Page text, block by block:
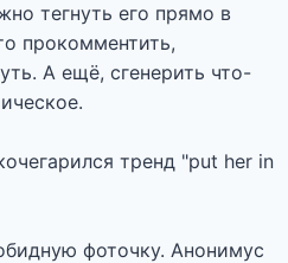
тегнуть его прямо в
прокомментить,
А ещё, сгенерить что-
тренд "put her in
фоточку. Анонимус